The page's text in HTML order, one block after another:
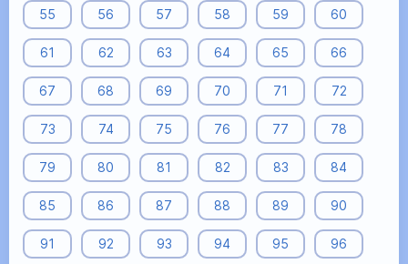
55 56 57 58 59 60
61 62 63 64 65 66
67 68 69 70 71 72
73 74 75 76 77 78
79 80 81 82 83 84
85 86 87 88 89 90
91 92 93 94 95 96